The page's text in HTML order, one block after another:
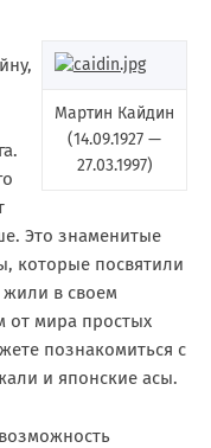
Мартин Кайдин
(14.09.1927 —
27.03.1997)
Это знаменитые
которые посвятили
в своем
от мира простых
познакомиться с
и японские асы.